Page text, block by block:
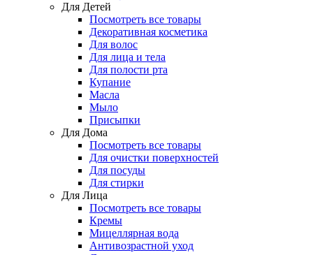
Для Детей
Посмотреть все товары
Декоративная косметика
Для волос
Для лица и тела
Для полости рта
Купание
Масла
Мыло
Присыпки
Для Дома
Посмотреть все товары
Для очистки поверхностей
Для посуды
Для стирки
Для Лица
Посмотреть все товары
Кремы
Мицеллярная вода
Антивозрастной уход